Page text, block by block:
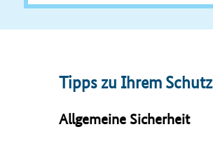
Tipps zu Ihrem Schutz
Allgemeine Sicherheit